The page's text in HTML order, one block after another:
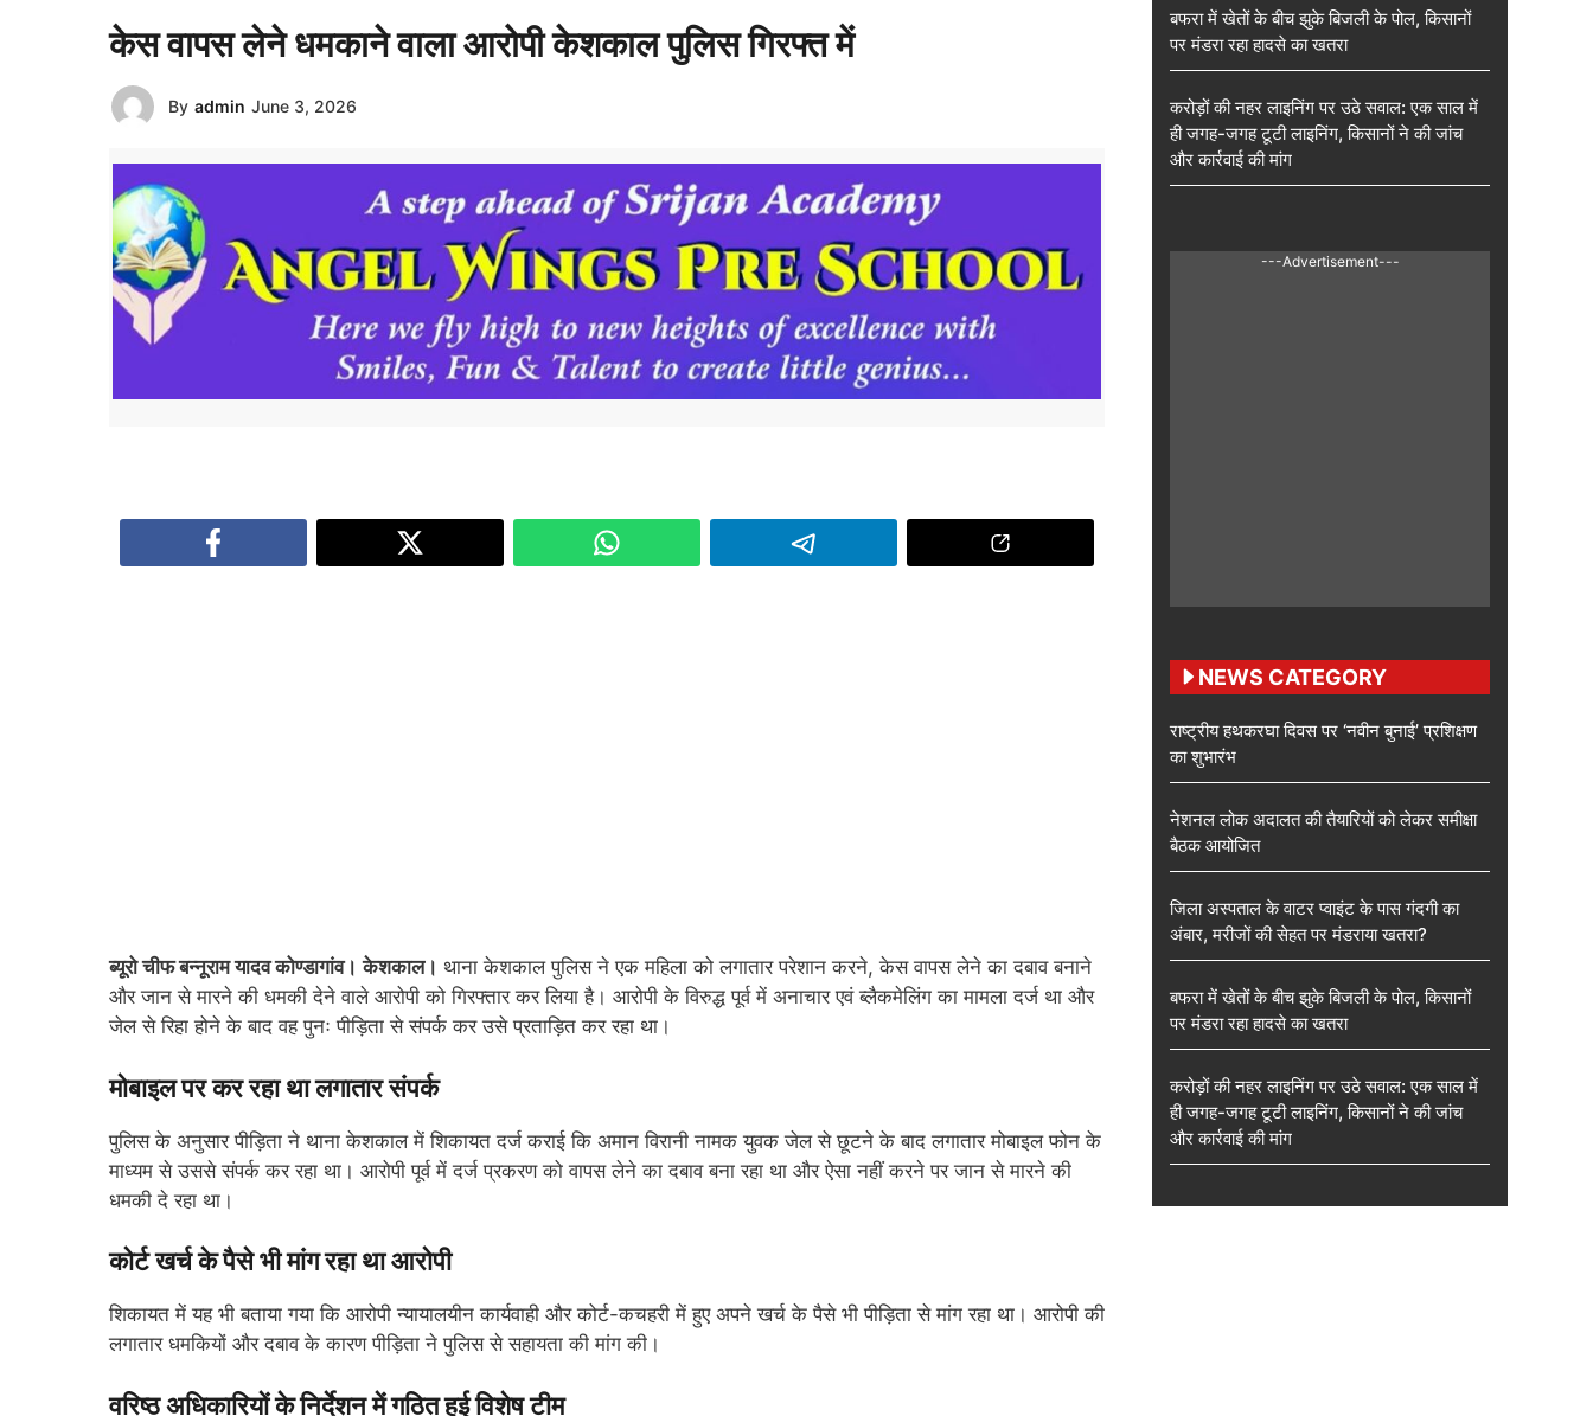
केस वापस लेने धमकाने वाला आरोपी केशकाल पुलिस गिरफ्त में
By admin June 3, 2026
ब्यूरो चीफ बन्नूराम यादव कोण्डागांव। केशकाल। थाना केशकाल पुलिस ने एक महिला को लगातार परेशान करने, केस वापस लेने का दबाव बनाने
और जान से मारने की धमकी देने वाले आरोपी को गिरफ्तार कर लिया है। आरोपी के विरुद्ध पूर्व में अनाचार एवं ब्लैकमेलिंग का मामला दर्ज था और
जेल से रिहा होने के बाद वह पुनः पीड़िता से संपर्क कर उसे प्रताड़ित कर रहा था।
मोबाइल पर कर रहा था लगातार संपर्क
पुलिस के अनुसार पीड़िता ने थाना केशकाल में शिकायत दर्ज कराई कि अमान विरानी नामक युवक जेल से छूटने के बाद लगातार मोबाइल फोन के
माध्यम से उससे संपर्क कर रहा था। आरोपी पूर्व में दर्ज प्रकरण को वापस लेने का दबाव बना रहा था और ऐसा नहीं करने पर जान से मारने की
धमकी दे रहा था।
कोर्ट खर्च के पैसे भी मांग रहा था आरोपी
शिकायत में यह भी बताया गया कि आरोपी न्यायालयीन कार्यवाही और कोर्ट-कचहरी में हुए अपने खर्च के पैसे भी पीड़िता से मांग रहा था। आरोपी की
लगातार धमकियों और दबाव के कारण पीड़िता ने पुलिस से सहायता की मांग की।
वरिष्ठ अधिकारियों के निर्देशन में गठित हुई विशेष टीम
बफरा में खेतों के बीच झुके बिजली के पोल, किसानों
पर मंडरा रहा हादसे का खतरा
करोड़ों की नहर लाइनिंग पर उठे सवाल: एक साल में
ही जगह-जगह टूटी लाइनिंग, किसानों ने की जांच
और कार्रवाई की मांग
---Advertisement---
NEWS CATEGORY
राष्ट्रीय हथकरघा दिवस पर ‘नवीन बुनाई’ प्रशिक्षण
का शुभारंभ
नेशनल लोक अदालत की तैयारियों को लेकर समीक्षा
बैठक आयोजित
जिला अस्पताल के वाटर प्वाइंट के पास गंदगी का
अंबार, मरीजों की सेहत पर मंडराया खतरा?
बफरा में खेतों के बीच झुके बिजली के पोल, किसानों
पर मंडरा रहा हादसे का खतरा
करोड़ों की नहर लाइनिंग पर उठे सवाल: एक साल में
ही जगह-जगह टूटी लाइनिंग, किसानों ने की जांच
और कार्रवाई की मांग